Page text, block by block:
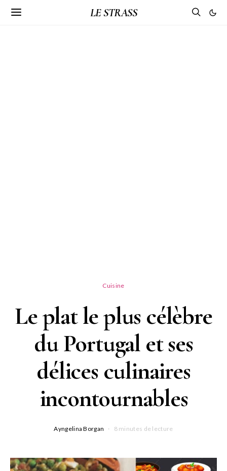
LE STRASS
Cuisine
Le plat le plus célèbre
du Portugal et ses
délices culinaires
incontournables
Ayngelina Borgan 8 minutes de lecture